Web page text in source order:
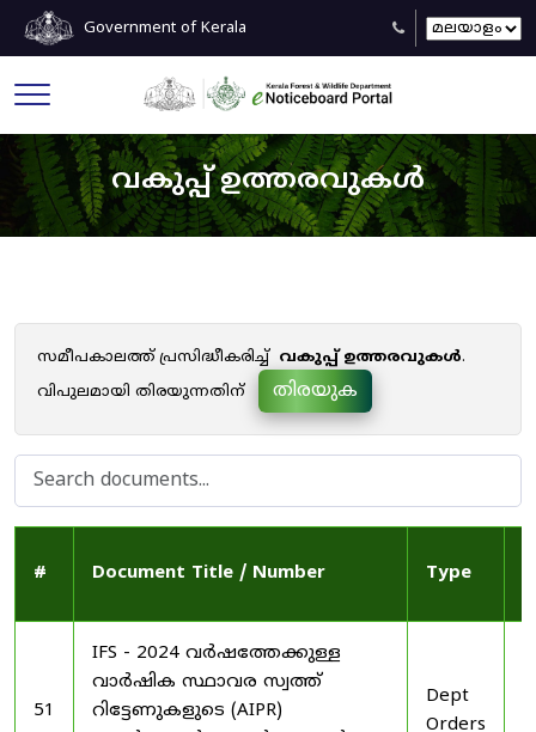
Government of Kerala
വകുപ്പ് ഉത്തരവുകൾ
സമീപകാലത്ത് പ്രസിദ്ധീകരിച്ച് വകുപ്പ് ഉത്തരവുകൾ.
വിപുലമായി തിരയുന്നതിന്
തിരയുക
# Document Title / Number Type
51
IFS - 2024 വർഷത്തേക്കുള്ള
വാർഷിക സ്ഥാവര സ്വത്ത്
റിട്ടേണുകളുടെ (AIPR)
Dept
Orders